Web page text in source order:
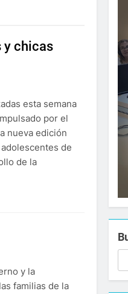
y chicas
esta semana
por el
nueva edición
de
de la
y la
familias de la